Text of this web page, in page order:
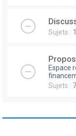
Sujets :
Espace
Sujets :